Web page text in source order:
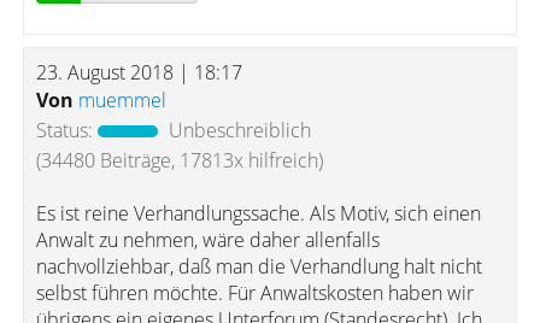
23. August 2018 | 18:17
Von muemmel
Status:
Unbeschreiblich
(34480 Beiträge, 17813x hilfreich)
Es ist reine Verhandlungssache. Als Motiv, sich einen
Anwalt zu nehmen, wäre daher allenfalls
nachvollziehbar, daß man die Verhandlung halt nicht
selbst führen möchte. Für Anwaltskosten haben wir